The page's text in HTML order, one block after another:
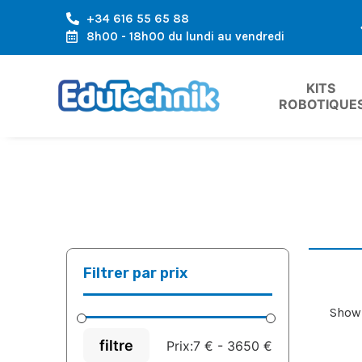
+34 616 55 65 88
8h00 - 18h00 du lundi au vendredi
RÉGION DE L'EUROPE EXPÉDITION RAPIDE, ARRIVÉE
KITS
Filtrer par prix
filtre Prix:7 € - 3650 €